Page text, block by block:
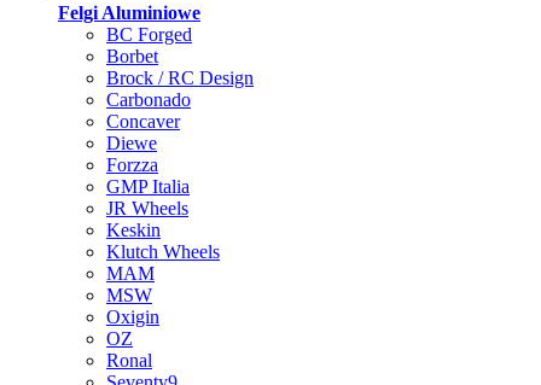
Felgi Aluminiowe
BC Forged
Borbet
Brock / RC Design
Carbonado
Concaver
Diewe
Forzza
GMP Italia
JR Wheels
Keskin
Klutch Wheels
MAM
MSW
Oxigin
OZ
Ronal